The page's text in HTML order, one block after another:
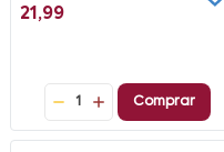
21,99
1 Comprar